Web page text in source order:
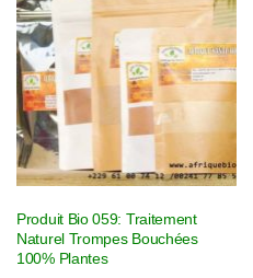
Produit Bio 059: Traitement
Naturel Trompes Bouchées
100% Plantes